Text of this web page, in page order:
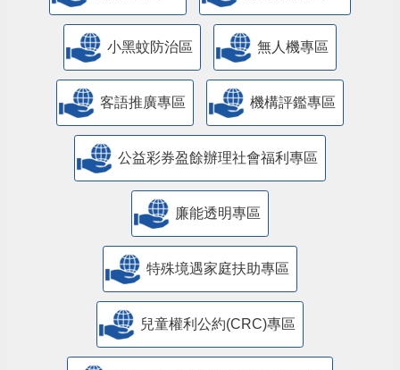
小黑蚊防治區 無人機專區
客語推廣專區 機構評鑑專區
公益彩券盈餘辦理社會福利專區
廉能透明專區
特殊境遇家庭扶助專區
兒童權利公約(CRC)專區